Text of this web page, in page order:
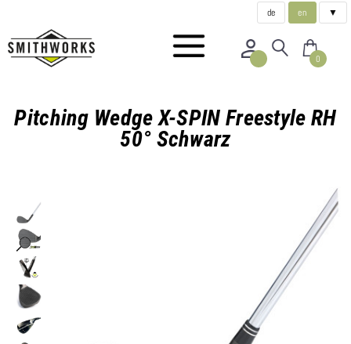
de en ▼
0
Pitching Wedge X-SPIN Freestyle RH
50° Schwarz